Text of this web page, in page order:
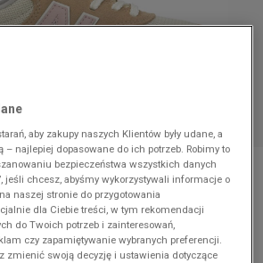
aktualnych kolekcji, ubiegłych
Szczegóły.
aby zakupy naszych Klientów były udane, a
– najlepiej dopasowane do ich potrzeb. Robimy to
bezpieczeństwa wszystkich danych
jeśli chcesz, abyśmy wykorzystywali informacje o
naszej stronie do przygotowania
dla Ciebie treści, w tym rekomendacji
do Twoich potrzeb i zainteresowań,
czy zapamiętywanie wybranych preferencji.
zmienić swoją decyzję i ustawienia dotyczące